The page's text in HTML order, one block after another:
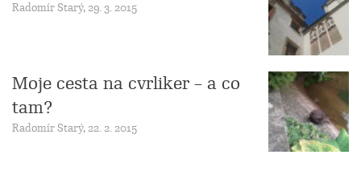
Radomír Starý, 29. 3. 2015
Moje cesta na cvrliker – a co
tam?
Radomír Starý, 22. 2. 2015